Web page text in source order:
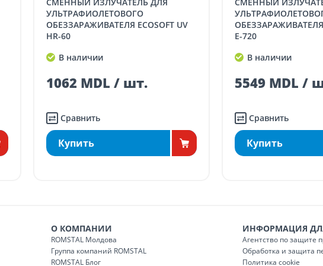
Кишиневу для заказов менее 5000 лей
(онлайн-заказ, заказ в
магазине)
70
магазине)
УЛЬТРАФИОЛЕТОВОГО
ОБЕЗЗАРАЖИВАТЕЛЯ ECOSOFT UV
HR-60
В наличии
1062 MDL / шт.
Сравнить
Купить
ОБЕЗЗАРАЖИВАТЕЛЯ
E-720
В наличии
5549 MDL /
Сравнить
Купить
О КОМПАНИИ
ROMSTAL Молдова
Группа компаний ROMSTAL
ROMSTAL Блог
ИНФОРМАЦИЯ
Агентство по защите
Обработка и защита
Политика cookie